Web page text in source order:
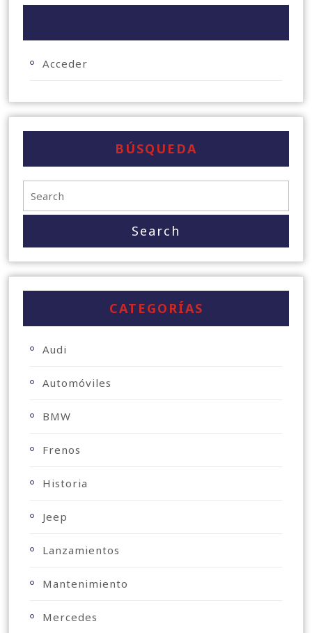
Acceder
BÚSQUEDA
CATEGORÍAS
Audi
Automóviles
BMW
Frenos
Historia
Jeep
Lanzamientos
Mantenimiento
Mercedes